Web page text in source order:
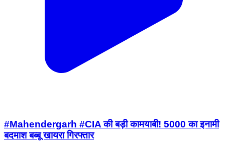
#Mahendergarh #CIA की बड़ी कामयाबी! 5000 का इनामी
बदमाश बब्बू खायरा गिरफ्तार